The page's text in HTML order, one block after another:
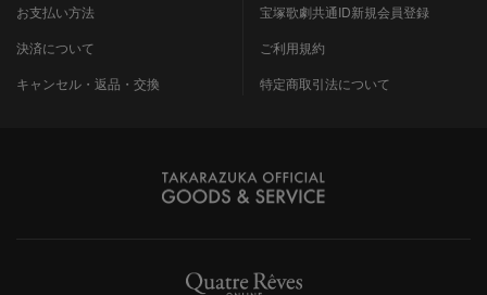
お支払い方法
決済について
キャンセル・返品・交換
宝塚歌劇共通ID新規会員登録
ご利用規約
特定商取引法について